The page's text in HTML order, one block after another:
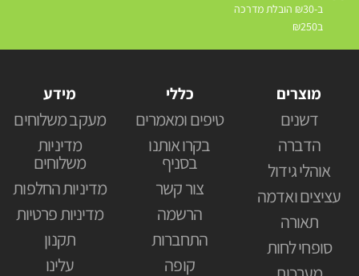
ב-₪30 הובלת מדרכה
ב₪250
מוצרים
דשנים
הדברה
אוהלי גידול
עציצים ואדמה
תאורה
סופחי לחות
כללי
טיפים ומאמרים
בקרו אותנו
בסניף
צור קשר
הרשמה
התחברות
קופה
מידע
מעקב משלוחים
מדיניות
משלוחים
מדיניות החלפות
מדיניות פרטיות
תקנון
עלינו